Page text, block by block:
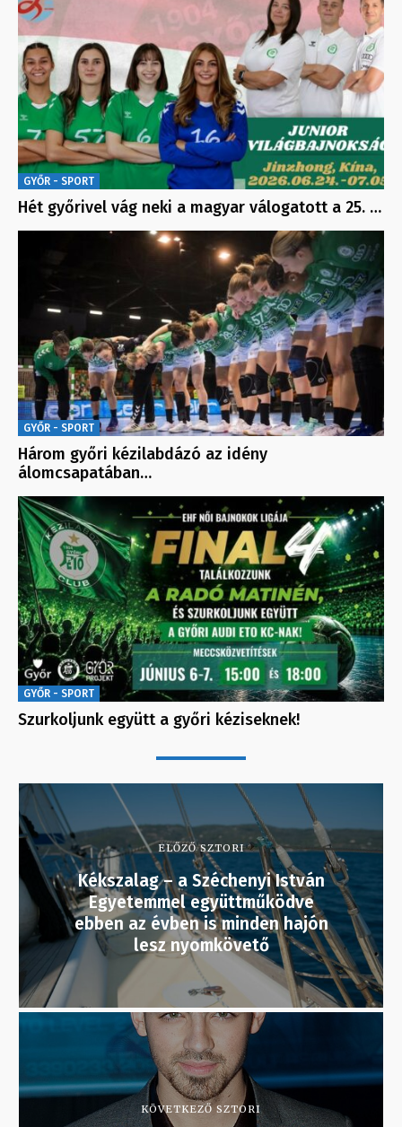
GYŐR - SPORT
Hét győrivel vág neki a magyar válogatott a 25. …
GYŐR - SPORT
Három győri kézilabdázó az idény
álomcsapatában…
GYŐR - SPORT
Szurkoljunk együtt a győri kéziseknek!
ELŐZŐ SZTORI
Kékszalag – a Széchenyi István
Egyetemmel együttműködve
ebben az évben is minden hajón
lesz nyomkövető
KÖVETKEZŐ SZTORI